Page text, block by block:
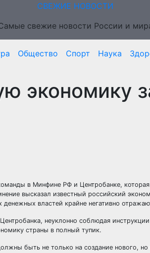
СВЕЖИЕ НОВОСТИ
свежие новости России и
Общество Спорт Наука
экономику
в Минфине РФ и Центробанке,
высказал известный российский
властей крайне негативно
неуклонно соблюдая
страны в полный тупик.
быть не только на создание нового,